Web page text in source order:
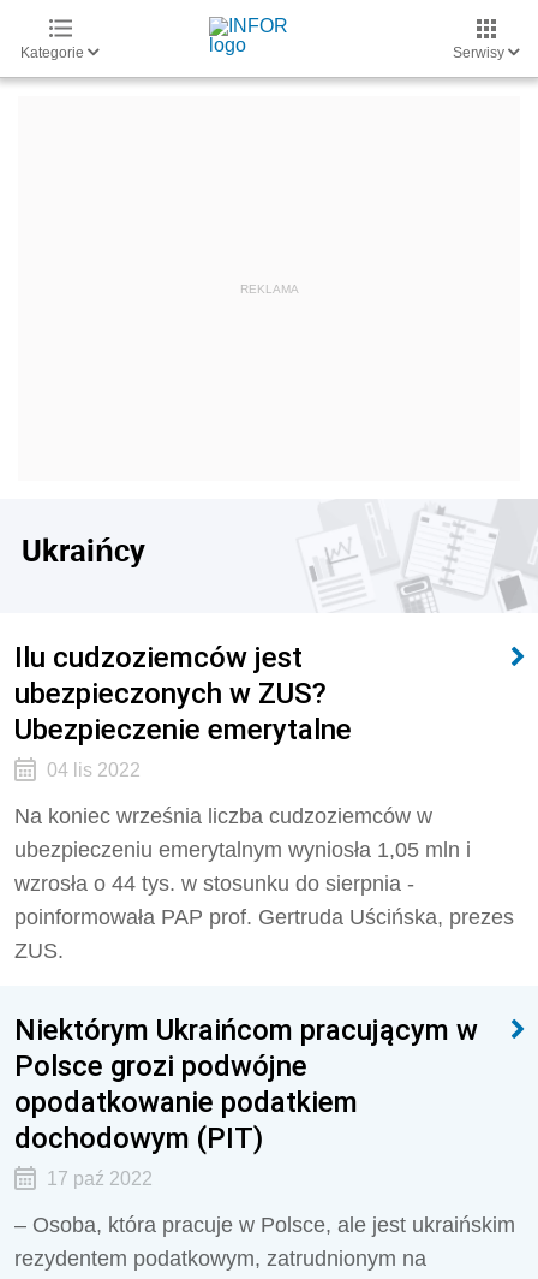
Kategorie Serwisy
Ukraińcy
Ilu cudzoziemców jest
ubezpieczonych w ZUS?
Ubezpieczenie emerytalne
04 lis 2022
Na koniec września liczba cudzoziemców w
ubezpieczeniu emerytalnym wyniosła 1,05 mln i
wzrosła o 44 tys. w stosunku do sierpnia -
poinformowała PAP prof. Gertruda Uścińska, prezes
ZUS.
Niektórym Ukraińcom pracującym w
Polsce grozi podwójne
opodatkowanie podatkiem
dochodowym (PIT)
17 paź 2022
– Osoba, która pracuje w Polsce, ale jest ukraińskim
rezydentem podatkowym, zatrudnionym na